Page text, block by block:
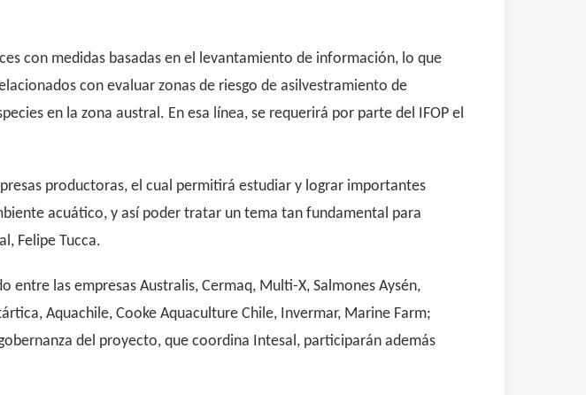
con medidas basadas en el levantamiento de información, lo que
con evaluar zonas de riesgo de asilvestramiento de
en la zona austral. En esa línea, se requerirá por parte del IFOP el
productoras, el cual permitirá estudiar y lograr importantes
acuático, y así poder tratar un tema tan fundamental para
Felipe Tucca.
las empresas Australis, Cermaq, Multi-X, Salmones Aysén,
Aquachile, Cooke Aquaculture Chile, Invermar, Marine Farm;
del proyecto, que coordina Intesal, participarán además